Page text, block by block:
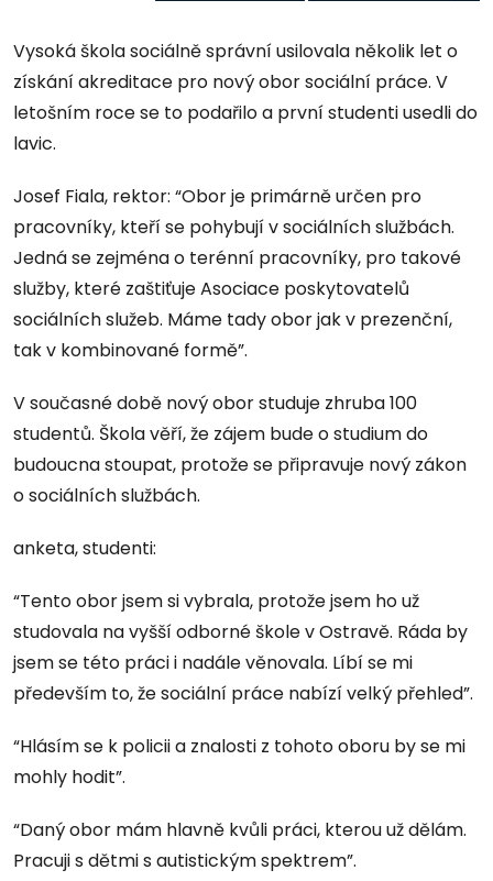
Vysoká škola sociálně správní usilovala několik let o
získání akreditace pro nový obor sociální práce. V
letošním roce se to podařilo a první studenti usedli do
lavic.
Josef Fiala, rektor: “Obor je primárně určen pro
pracovníky, kteří se pohybují v sociálních službách.
Jedná se zejména o terénní pracovníky, pro takové
služby, které zaštiťuje Asociace poskytovatelů
sociálních služeb. Máme tady obor jak v prezenční,
tak v kombinované formě”.
V současné době nový obor studuje zhruba 100
studentů. Škola věří, že zájem bude o studium do
budoucna stoupat, protože se připravuje nový zákon
o sociálních službách.
anketa, studenti:
“Tento obor jsem si vybrala, protože jsem ho už
studovala na vyšší odborné škole v Ostravě. Ráda by
jsem se této práci i nadále věnovala. Líbí se mi
především to, že sociální práce nabízí velký přehled”.
“Hlásím se k policii a znalosti z tohoto oboru by se mi
mohly hodit”.
“Daný obor mám hlavně kvůli práci, kterou už dělám.
Pracuji s dětmi s autistickým spektrem”.